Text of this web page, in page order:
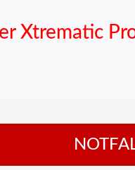
Xtrematic